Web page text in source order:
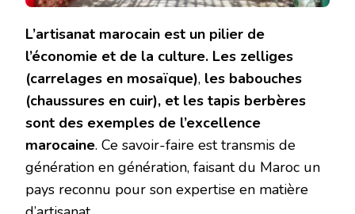
L’artisanat marocain est un pilier de
l’économie et de la culture. Les zelliges
(carrelages en mosaïque), les babouches
(chaussures en cuir), et les tapis berbères
sont des exemples de l’excellence
marocaine. Ce savoir-faire est transmis de
génération en génération, faisant du Maroc un
pays reconnu pour son expertise en matière